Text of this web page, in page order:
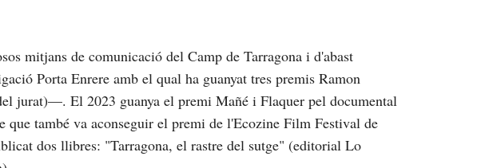
mitjans de comunicació del Camp de Tarragona i d'abast
Porta Enrere amb el qual ha guanyat tres premis Ramon
jurat)—. El 2023 guanya el premi Mañé i Flaquer pel documental
també va aconseguir el premi de l'Ecozine Film Festival de
dos llibres: "Tarragona, el rastre del sutge" (editorial Lo